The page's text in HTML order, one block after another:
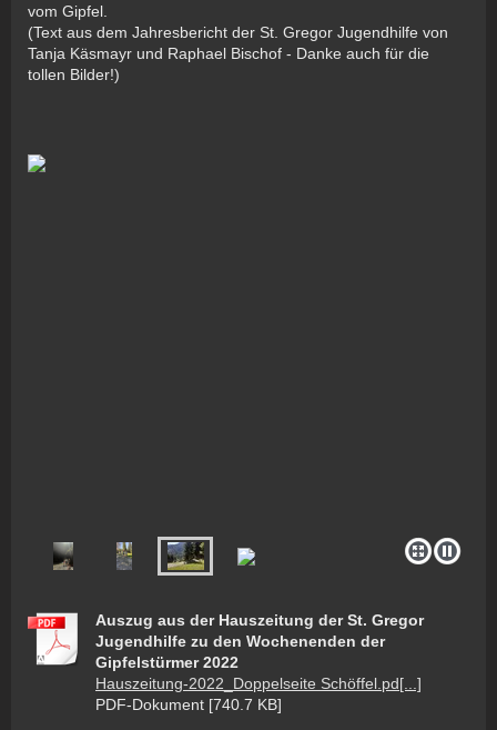
vom Gipfel.
(Text aus dem Jahresbericht der St. Gregor Jugendhilfe von
Tanja Käsmayr und Raphael Bischof - Danke auch für die
tollen Bilder!)
Auszug aus der Hauszeitung der St. Gregor
Jugendhilfe zu den Wochenenden der
Gipfelstürmer 2022
Hauszeitung-2022_Doppelseite Schöffel.pd[...]
PDF-Dokument [740.7 KB]